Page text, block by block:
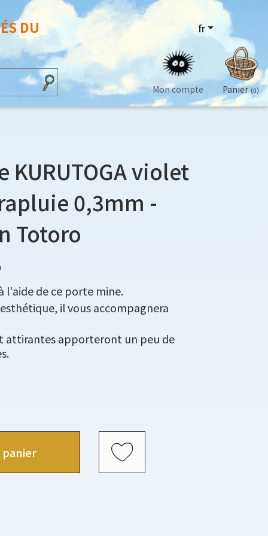
DU fr
Mon compte Panier (0)
KURUTOGA violet
0,3mm -
Totoro
l'aide de ce porte mine.
il vous accompagnera
attirantes apporteront un peu de